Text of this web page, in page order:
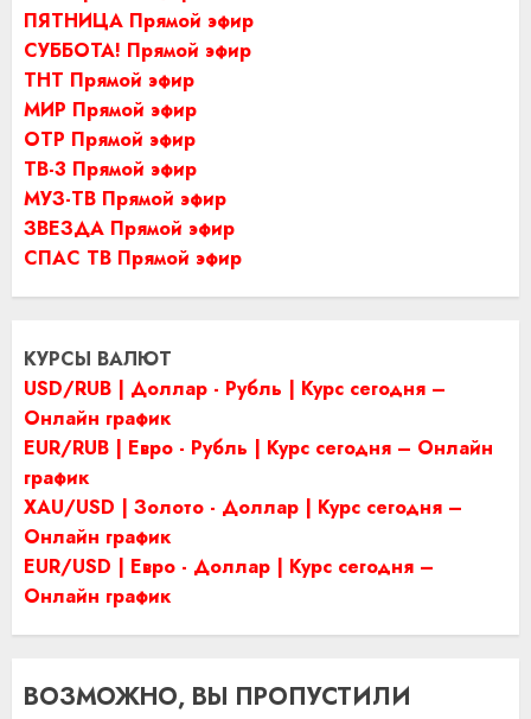
ПЯТНИЦА Прямой эфир
СУББОТА! Прямой эфир
ТНТ Прямой эфир
МИР Прямой эфир
ОТР Прямой эфир
ТВ-3 Прямой эфир
МУЗ-ТВ Прямой эфир
ЗВЕЗДА Прямой эфир
СПАС ТВ Прямой эфир
КУРСЫ ВАЛЮТ
USD/RUB | Доллар - Рубль | Курс сегодня –
Онлайн график
EUR/RUB | Евро - Рубль | Курс сегодня – Онлайн
график
XAU/USD | Золото - Доллар | Курс сегодня –
Онлайн график
EUR/USD | Евро - Доллар | Курс сегодня –
Онлайн график
ВОЗМОЖНО, ВЫ ПРОПУСТИЛИ